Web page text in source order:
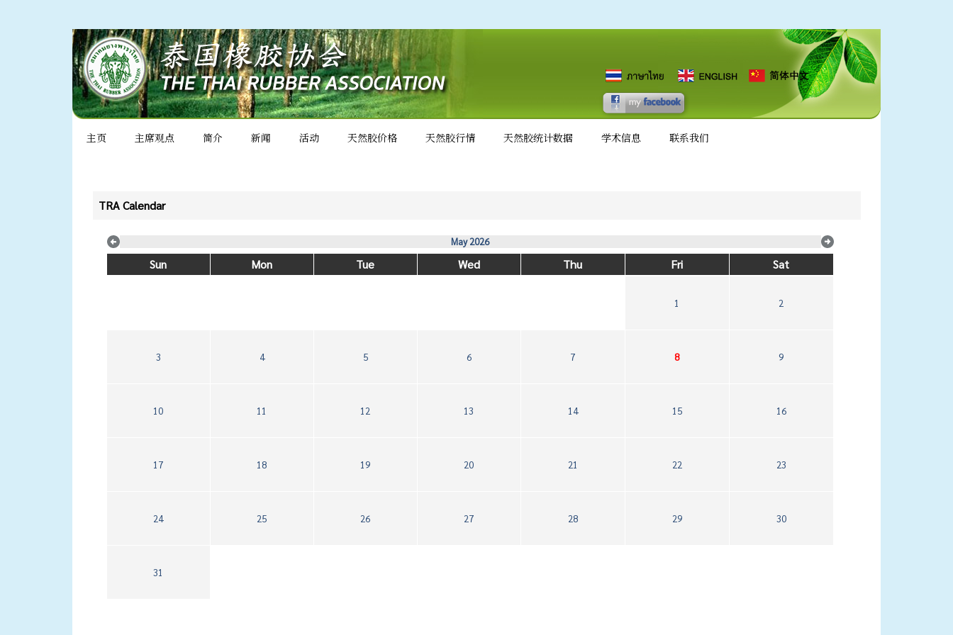
主页 主席观点 简介 新闻 活动 天然胶价格 天然胶行情 天然胶统计数据 学术信息 联系我们
TRA Calendar
May 2026
Sun Mon Tue Wed Thu Fri Sat
1 2
3 4 5 6 7 8 9
10 11 12 13 14 15 16
17 18 19 20 21 22 23
24 25 26 27 28 29 30
31